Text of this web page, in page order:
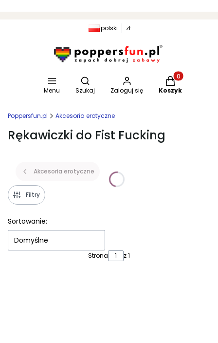
polski zł
Menu
Otwórz wyszukiwarkę
Szukaj Zaloguj się
Produkty w
Koszyk
Poppersfun.pl Akcesoria erotyczne
Rękawiczki do Fist Fucking
Akcesoria erotyczne
Filtry
Sortowanie:
Domyślne
Strona z 1